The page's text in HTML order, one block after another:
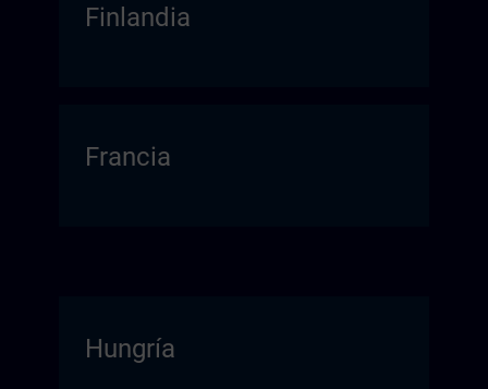
Finlandia
Francia
Hungría